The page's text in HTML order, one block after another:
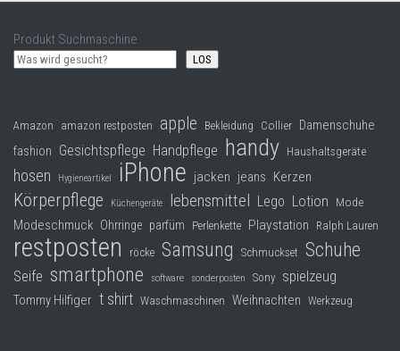
Produkt Suchmaschine
LOS
Amazon amazon restposten apple Bekleidung Collier Damenschuhe
fashion Gesichtspflege Handpflege handy Haushaltsgeräte
hosen Hygieneartikel iPhone jacken jeans Kerzen
Körperpflege Küchengeräte lebensmittel Lego Lotion Mode
Modeschmuck Ohrringe parfüm Perlenkette Playstation Ralph Lauren
restposten röcke Samsung Schmuckset Schuhe
Seife smartphone software sonderposten Sony spielzeug
Tommy Hilfiger t shirt Waschmaschinen Weihnachten Werkzeug